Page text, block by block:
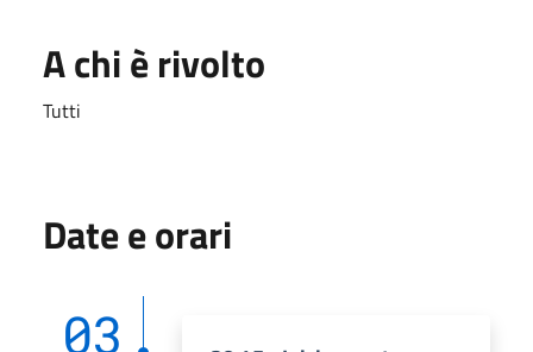
A chi è rivolto
Tutti
Date e orari
03